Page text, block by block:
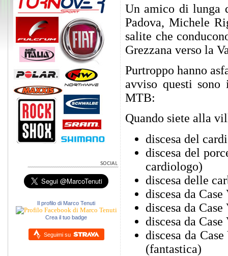
Il profilo di Marco Tenuti
Crea il tuo badge
Seguimi su
Un amico di lunga
Padova, Michele
salite che
Grezzana verso la
Purtroppo hanno
avviso questi
MTB:
Quando siete alla
discesa del
discesa del
cardiologo)
discesa delle
discesa da
discesa da
discesa da
discesa da
(fantastica)